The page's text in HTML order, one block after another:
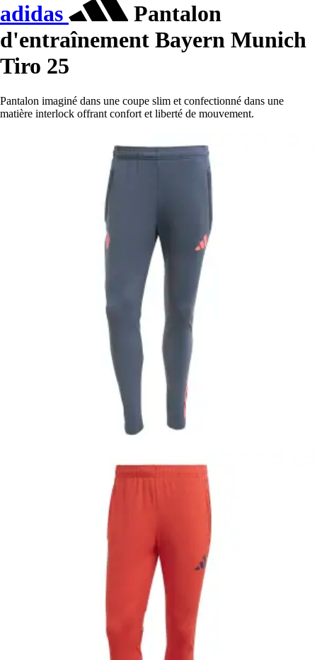
adidas
Pantalon
d'entraînement Bayern Munich
Tiro 25
Pantalon imaginé dans une coupe slim et confectionné dans une
matière interlock offrant confort et liberté de mouvement.